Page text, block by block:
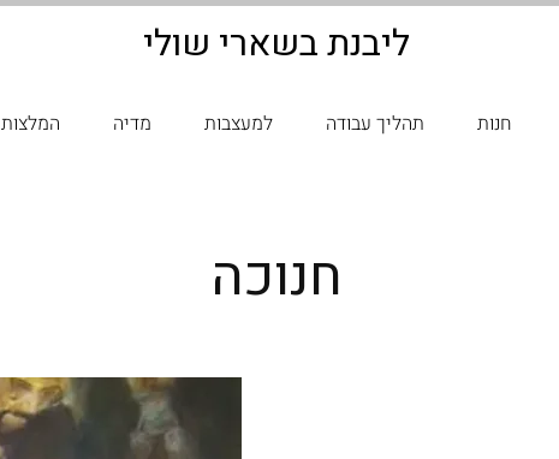
ליבנת בשארי שולי
חנות תהליך עבודה למעצבות מדיה המלצות
חנוכה